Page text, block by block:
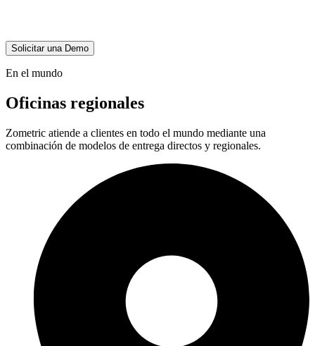
Solicitar una Demo
En el mundo
Oficinas regionales
Zometric atiende a clientes en todo el mundo mediante una
combinación de modelos de entrega directos y regionales.